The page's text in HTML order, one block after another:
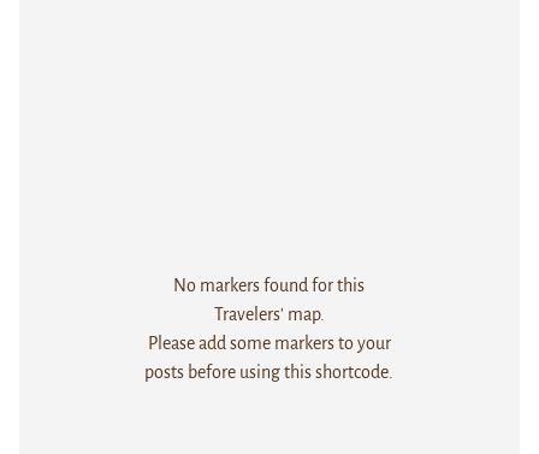
No markers found for this
Travelers' map.
Please add some markers to your
posts before using this shortcode.